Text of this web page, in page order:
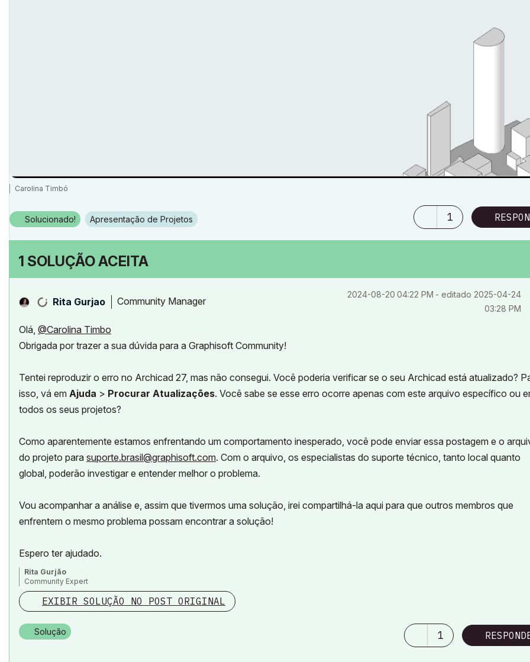
Carolina Timbó
Solucionado! Apresentação de Projetos 1
1 SOLUÇÃO ACEITA
Rita Gurjao Community Manager
‎2024-08-20 04:22 PM - editado ‎2025-04-24
03:28 PM
Olá, @Carolina Timbo
Obrigada por trazer a sua dúvida para a Graphisoft Community!
Tentei reproduzir o erro no Archicad 27, mas não consegui. Você poderia verificar se o seu Archicad está atualizado?
isso, vá em Ajuda > Procurar Atualizações. Você sabe se esse erro ocorre apenas com este arquivo específico ou
todos os seus projetos?
Como aparentemente estamos enfrentando um comportamento inesperado, você pode enviar essa postagem e o
do projeto para suporte.brasil@graphisoft.com. Com o arquivo, os especialistas do suporte técnico, tanto local quanto
global, poderão investigar e entender melhor o problema.
Vou acompanhar a análise e, assim que tivermos uma solução, irei compartilhá-la aqui para que outros membros que
enfrentem o mesmo problema possam encontrar a solução!
Espero ter ajudado.
Rita Gurjão
Community Expert
EXIBIR SOLUÇÃO NO POST ORIGINAL
Solução 1